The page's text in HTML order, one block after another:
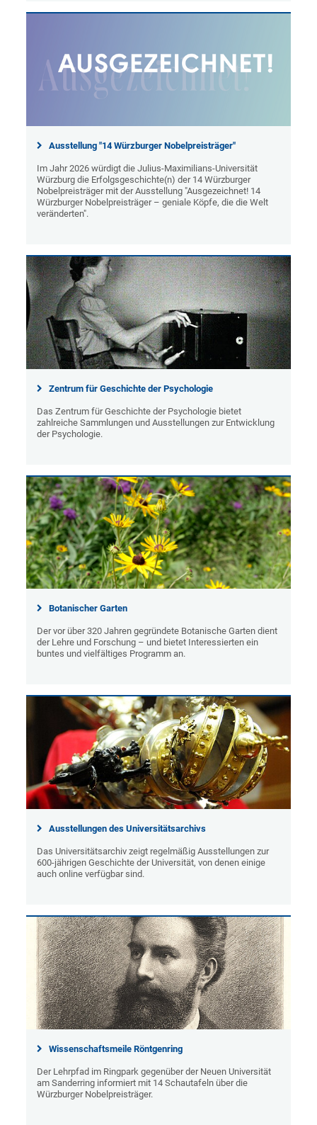
Ausstellung "14 Würzburger Nobelpreisträger"
Im Jahr 2026 würdigt die Julius-Maximilians-Universität
Würzburg die Erfolgsgeschichte(n) der 14 Würzburger
Nobelpreisträger mit der Ausstellung "Ausgezeichnet! 14
Würzburger Nobelpreisträger – geniale Köpfe, die die Welt
veränderten".
Zentrum für Geschichte der Psychologie
Das Zentrum für Geschichte der Psychologie bietet
zahlreiche Sammlungen und Ausstellungen zur Entwicklung
der Psychologie.
Botanischer Garten
Der vor über 320 Jahren gegründete Botanische Garten dient
der Lehre und Forschung – und bietet Interessierten ein
buntes und vielfältiges Programm an.
Ausstellungen des Universitätsarchivs
Das Universitätsarchiv zeigt regelmäßig Ausstellungen zur
600-jährigen Geschichte der Universität, von denen einige
auch online verfügbar sind.
Wissenschaftsmeile Röntgenring
Der Lehrpfad im Ringpark gegenüber der Neuen Universität
am Sanderring informiert mit 14 Schautafeln über die
Würzburger Nobelpreisträger.